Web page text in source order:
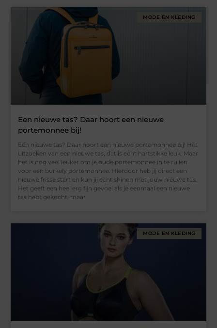
MODE EN KLEDING
Een nieuwe tas? Daar hoort een nieuwe
portemonnee bij!
Een nieuwe tas? Daar hoort een nieuwe portemonnee bij! Het
uitzoeken van een nieuwe tas, dat is echt hartstikke leuk. Maar
het is nog veel leuker om je oude portemonnee in te ruilen
voor een burkely portemonnee. Hierdoor heb jij direct een
nieuwe frisse start en kun jij echt shinen met jouw nieuwe tas.
Het geeft een heel erg fijn gevoel als je eenmaal een nieuwe
tas hebt gekocht, maar
MODE EN KLEDING